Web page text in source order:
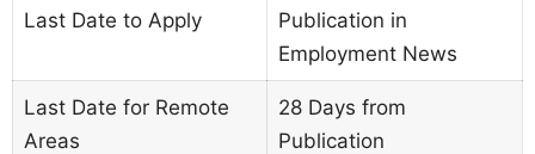
Last Date to Apply
Publication in
Employment News
Last Date for Remote
Areas
28 Days from
Publication